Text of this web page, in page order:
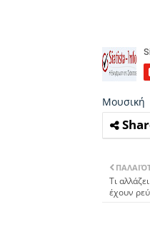
Μουσική
Τι
έχουν